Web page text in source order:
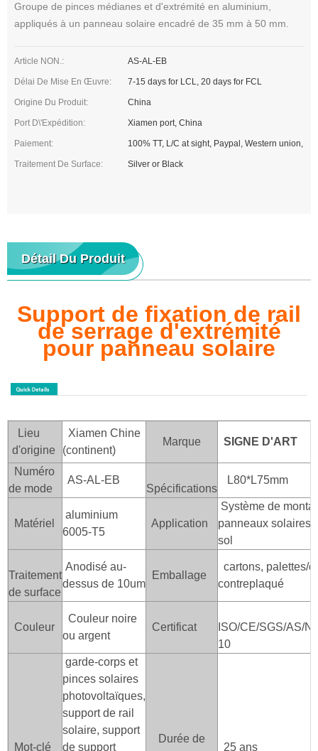
Groupe de pinces médianes et d'extrémité en aluminium,
appliqués à un panneau solaire encadré de 35 mm à 50 mm.
Article NON.: AS-AL-EB
Délai De Mise En Œuvre: 7-15 days for LCL, 20 days for FCL
Origine Du Produit: China
Port D\'expédition: Xiamen port, China
Paiement: 100% TT, L/C at sight, Paypal, Western union,
Traitement De Surface: Silver or Black
Détail Du Produit
Support de fixation de rail
de serrage d'extrémité
pour panneau solaire
Lieu
d'origine
Xiamen Chine
(continent)
Marque SIGNE D'ART
Numéro
de mode
AS-AL-EB
Spécifications
L80*L75mm
Matériel
aluminium
6005-T5
Application
Système de
panneaux solaires
sol
Traitement
de surface
Anodisé au-
dessus de 10um
Emballage
cartons, palettes/
contreplaqué
Couleur
Couleur noire
ou argent
Certificat
ISO/CE/SGS/AS/
10
Mot-clé
garde-corps et
pinces solaires
photovoltaïques,
support de rail
solaire, support
de support
Durée de
25 ans